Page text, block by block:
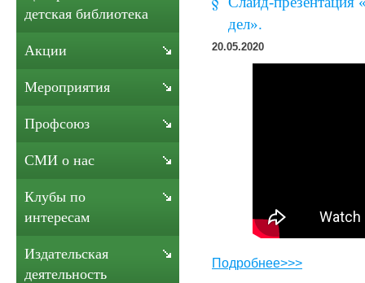
дел».
20.05.2020
Подробнее>>>
детская библиотека
Акции
Мероприятия
Профсоюз
СМИ о нас
Клубы по
интересам
Издательская
деятельность